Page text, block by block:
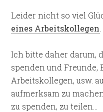
Leider nicht so viel
eines Arbeitskollegen
Ich bitte daher darum,
spenden und Freunde,
Arbeitskollegen, usw.
aufmerksam zu
zu spenden, zu teilen…